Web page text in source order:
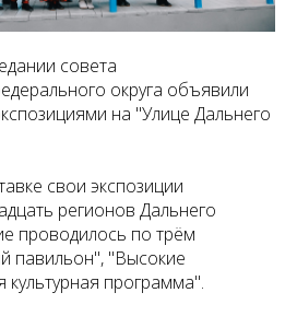
совета
округа объявили
на "Улице Дальнего
свои экспозиции
регионов Дальнего
проводилось по трём
павильон", "Высокие
программа".